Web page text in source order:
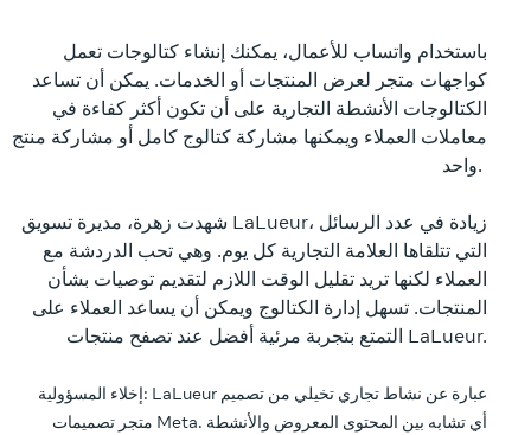
باستخدام واتساب للأعمال، يمكنك إنشاء كتالوجات تعمل
كواجهات متجر لعرض المنتجات أو الخدمات. يمكن أن تساعد
الكتالوجات الأنشطة التجارية على أن تكون أكثر كفاءة في
معاملات العملاء ويمكنها مشاركة كتالوج كامل أو مشاركة منتج
شهدت زهرة، مديرة تسويق LaLueur، زيادة في عدد الرسائل
التي تتلقاها العلامة التجارية كل يوم. وهي تحب الدردشة مع
العملاء لكنها تريد تقليل الوقت اللازم لتقديم توصيات بشأن
المنتجات. تسهل إدارة الكتالوج ويمكن أن يساعد العملاء على
التمتع بتجربة مرئية أفضل عند تصفح منتجات LaLueur.
إخلاء المسؤولية: LaLueur عبارة عن نشاط تجاري تخيلي من تصميم
متجر تصميمات Meta. أي تشابه بين المحتوى المعروض والأنشطة